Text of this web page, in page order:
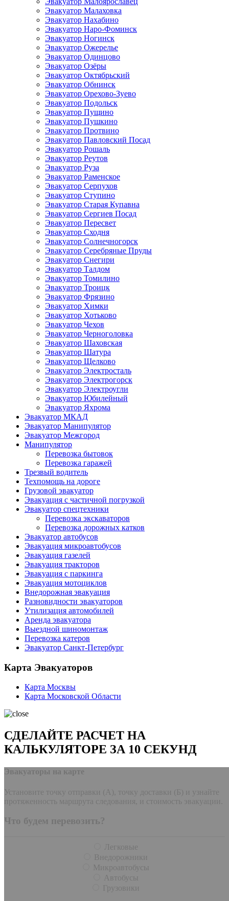
Эвакуатор Малаховка
Эвакуатор Нахабино
Эвакуатор Наро-Фоминск
Эвакуатор Ногинск
Эвакуатор Ожерелье
Эвакуатор Одинцово
Эвакуатор Озёры
Эвакуатор Октябрьский
Эвакуатор Обнинск
Эвакуатор Орехово-Зуево
Эвакуатор Подольск
Эвакуатор Пущино
Эвакуатор Пушкино
Эвакуатор Протвино
Эвакуатор Павловский Посад
Эвакуатор Рошаль
Эвакуатор Реутов
Эвакуатор Руза
Эвакуатор Раменское
Эвакуатор Серпухов
Эвакуатор Ступино
Эвакуатор Старая Купавна
Эвакуатор Сергиев Посад
Эвакуатор Пересвет
Эвакуатор Сходня
Эвакуатор Солнечногорск
Эвакуатор Серебряные Пруды
Эвакуатор Снегири
Эвакуатор Талдом
Эвакуатор Томилино
Эвакуатор Троицк
Эвакуатор Фрязино
Эвакуатор Химки
Эвакуатор Хотьково
Эвакуатор Чехов
Эвакуатор Черноголовка
Эвакуатор Шаховская
Эвакуатор Шатура
Эвакуатор Щелково
Эвакуатор Электросталь
Эвакуатор Электрогорск
Эвакуатор Электроугли
Эвакуатор Юбилейный
Эвакуатор Яхрома
Эвакуатор МКАД
Эвакуатор Манипулятор
Эвакуатор Межгород
Манипулятор
Перевозка бытовок
Перевозка гаражей
Трезвый водитель
Техпомощь на дороге
Грузовой эвакуатор
Эвакуация с частичной погрузкой
Эвакуатор спецтехники
Перевозка экскаваторов
Перевозка дорожных катков
Эвакуатор автобусов
Эвакуация микроавтобусов
Эвакуация газелей
Эвакуация тракторов
Эвакуация с паркинга
Эвакуация мотоциклов
Внедорожная эвакуация
Разновидности эвакуаторов
Утилизация автомобилей
Аренда эвакуатора
Выездной шиномонтаж
Перевозка катеров
Эвакуатор Санкт-Петербург
Карта Эвакуаторов
Карта Москвы
Карта Московской Области
СДЕЛАЙТЕ РАСЧЕТ НА
КАЛЬКУЛЯТОРЕ ЗА 10 СЕКУНД
Эвакуаторы на карте
Установите точку отправки (А), точку доставки (Б) и узнайте
протяженность маршрута следования, и стоимость эвакуации.
Что будем перевозить?
Легковые
Внедорожники
Микроавтобусы
Автобусы
Грузовики